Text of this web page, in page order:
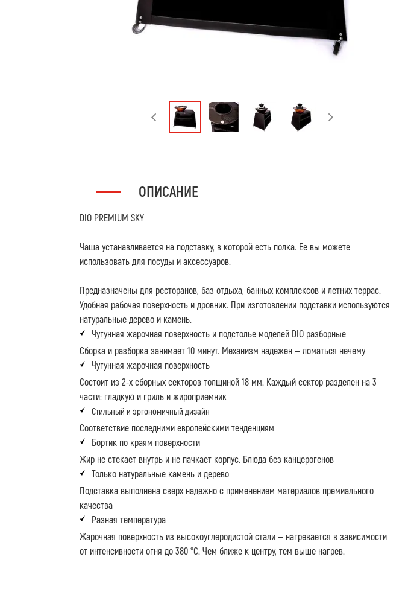
ОПИСАНИЕ
DIO PREMIUM SKY
Чаша устанавливается на подставку, в которой есть полка. Ее вы можете
использовать для посуды и аксессуаров.
Предназначены для ресторанов, баз отдыха, банных комплексов и летних террас.
Удобная рабочая поверхность и дровник. При изготовлении подставки используются
натуральные дерево и камень.
Чугунная жарочная поверхность и подстолье моделей DIO разборные
Сборка и разборка занимает 10 минут. Механизм надежен — ломаться нечему
Чугунная жарочная поверхность
Состоит из 2-х сборных секторов толщиной 18 мм. Каждый сектор разделен на 3
части: гладкую и гриль и жироприемник
Стильный и эргономичный дизайн
Соответствие последними европейскими тенденциям
Бортик по краям поверхности
Жир не стекает внутрь и не пачкает корпус. Блюда без канцерогенов
Только натуральные камень и дерево
Подставка выполнена сверх надежно с применением материалов премиального
качества
Разная температура
Жарочная поверхность из высокоуглеродистой стали — нагревается в зависимости
от интенсивности огня до 380 °С. Чем ближе к центру, тем выше нагрев.